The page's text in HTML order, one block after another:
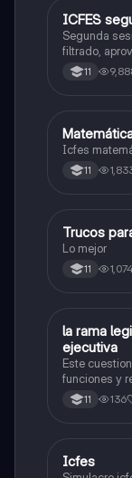
ICFES:
ICFES
Segunda
filtrado,
poder
carrera con
11
ICFES:
Icfes
11
Química
Trucos
Lo mejor
11
LSociales/
la rama
ejecutiva
Este
funciones y
legislativa,
11 136
ICFES:
Icfes